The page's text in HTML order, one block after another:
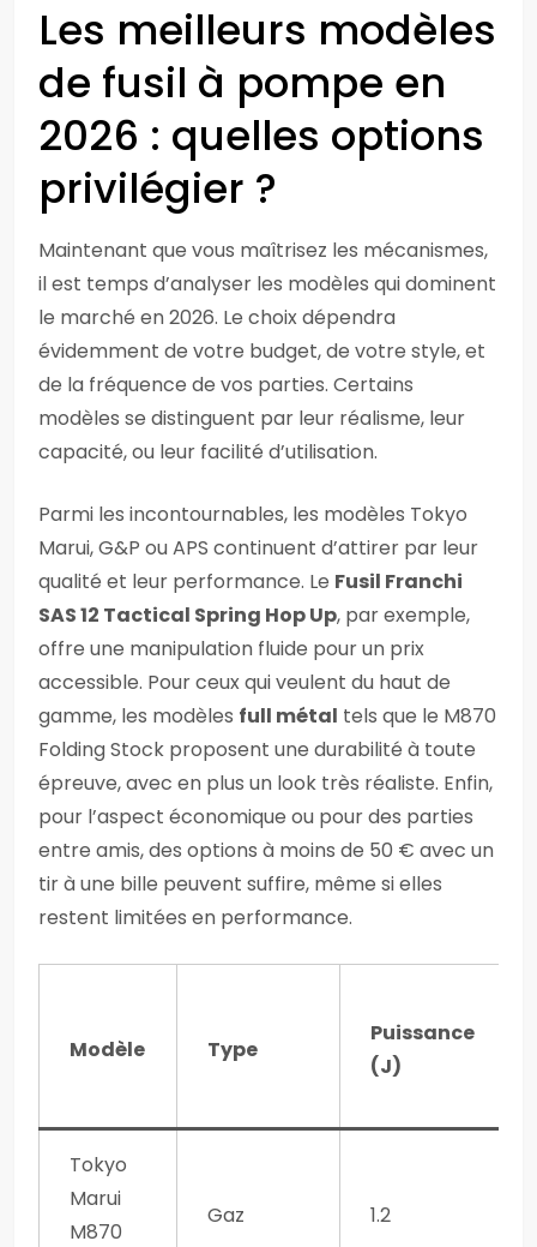
Les meilleurs modèles
de fusil à pompe en
2026 : quelles options
privilégier ?
Maintenant que vous maîtrisez les mécanismes,
il est temps d’analyser les modèles qui dominent
le marché en 2026. Le choix dépendra
évidemment de votre budget, de votre style, et
de la fréquence de vos parties. Certains
modèles se distinguent par leur réalisme, leur
capacité, ou leur facilité d’utilisation.
Parmi les incontournables, les modèles Tokyo
Marui, G&P ou APS continuent d’attirer par leur
qualité et leur performance. Le Fusil Franchi
SAS 12 Tactical Spring Hop Up, par exemple,
offre une manipulation fluide pour un prix
accessible. Pour ceux qui veulent du haut de
gamme, les modèles full métal tels que le M870
Folding Stock proposent une durabilité à toute
épreuve, avec en plus un look très réaliste. Enfin,
pour l’aspect économique ou pour des parties
entre amis, des options à moins de 50 € avec un
tir à une bille peuvent suffire, même si elles
restent limitées en performance.
Modèle Type
Puissance
(J)
Tokyo
Marui
M870
Gaz 1.2